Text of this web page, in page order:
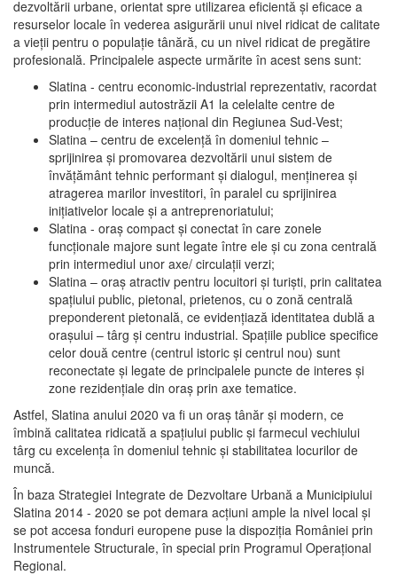
dezvoltării urbane, orientat spre utilizarea eficientă şi eficace a
resurselor locale în vederea asigurării unui nivel ridicat de calitate
a vieţii pentru o populaţie tânără, cu un nivel ridicat de pregătire
profesională. Principalele aspecte urmărite în acest sens sunt:
Slatina - centru economic-industrial reprezentativ, racordat
prin intermediul autostrăzii A1 la celelalte centre de
producţie de interes naţional din Regiunea Sud-Vest;
Slatina – centru de excelenţă în domeniul tehnic –
sprijinirea şi promovarea dezvoltării unui sistem de
învăţământ tehnic performant şi dialogul, menţinerea şi
atragerea marilor investitori, în paralel cu sprijinirea
iniţiativelor locale şi a antreprenoriatului;
Slatina - oraş compact şi conectat în care zonele
funcţionale majore sunt legate între ele şi cu zona centrală
prin intermediul unor axe/ circulații verzi;
Slatina – oraş atractiv pentru locuitori şi turişti, prin calitatea
spaţiului public, pietonal, prietenos, cu o zonă centrală
preponderent pietonală, ce evidenţiază identitatea dublă a
oraşului – târg şi centru industrial. Spaţiile publice specifice
celor două centre (centrul istoric şi centrul nou) sunt
reconectate şi legate de principalele puncte de interes şi
zone rezidenţiale din oraş prin axe tematice.
Astfel, Slatina anului 2020 va fi un oraş tânăr şi modern, ce
îmbină calitatea ridicată a spaţiului public şi farmecul vechiului
târg cu excelenţa în domeniul tehnic şi stabilitatea locurilor de
muncă.
În baza Strategiei Integrate de Dezvoltare Urbană a Municipiului
Slatina 2014 - 2020 se pot demara acţiuni ample la nivel local şi
se pot accesa fonduri europene puse la dispoziţia României prin
Instrumentele Structurale, în special prin Programul Operațional
Regional.